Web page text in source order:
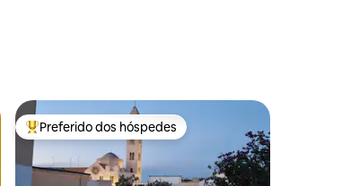
Entre os melhores preferidos dos hóspedes
Preferido dos hóspedes